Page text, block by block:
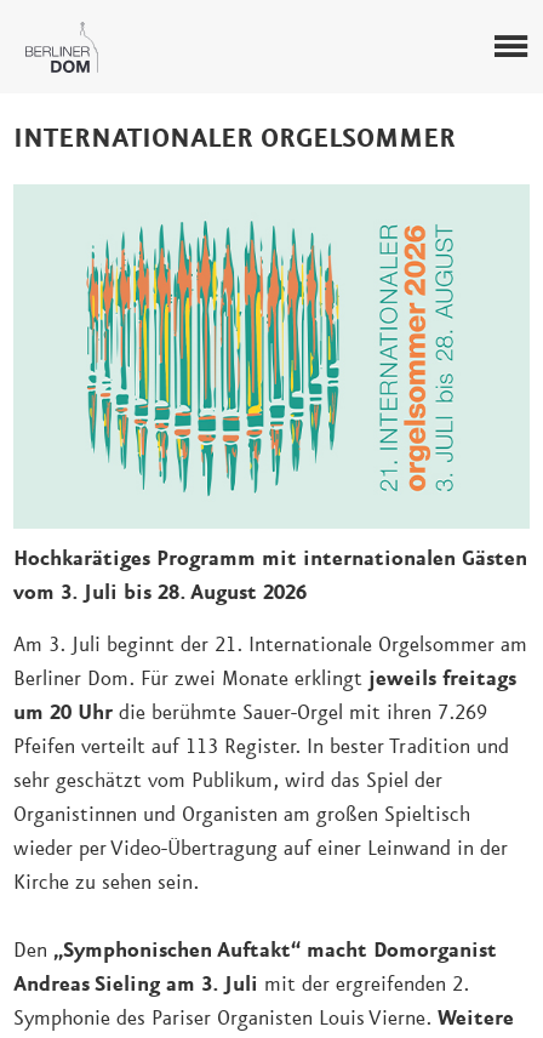
INTERNATIONALER ORGELSOMMER
Hochkarätiges Programm mit internationalen Gästen
vom 3. Juli bis 28. August 2026
Am 3. Juli beginnt der 21. Internationale Orgelsommer am
Berliner Dom. Für zwei Monate erklingt jeweils freitags
um 20 Uhr die berühmte Sauer-Orgel mit ihren 7.269
Pfeifen verteilt auf 113 Register. In bester Tradition und
sehr geschätzt vom Publikum, wird das Spiel der
Organistinnen und Organisten am großen Spieltisch
wieder per Video-Übertragung auf einer Leinwand in der
Kirche zu sehen sein.
Den „Symphonischen Auftakt“ macht Domorganist
Andreas Sieling am 3. Juli mit der ergreifenden 2.
Symphonie des Pariser Organisten Louis Vierne. Weitere